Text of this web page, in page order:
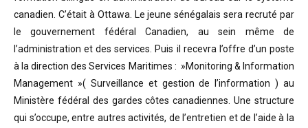
canadien. C’était à Ottawa. Le jeune sénégalais sera recruté par
le gouvernement fédéral Canadien, au sein même de
l’administration et des services. Puis il recevra l’offre d’un poste
à la direction des Services Maritimes : »Monitoring & Information
Management »( Surveillance et gestion de l’information ) au
Ministère fédéral des gardes côtes canadiennes. Une structure
qui s’occupe, entre autres activités, de l’entretien et de l’aide à la